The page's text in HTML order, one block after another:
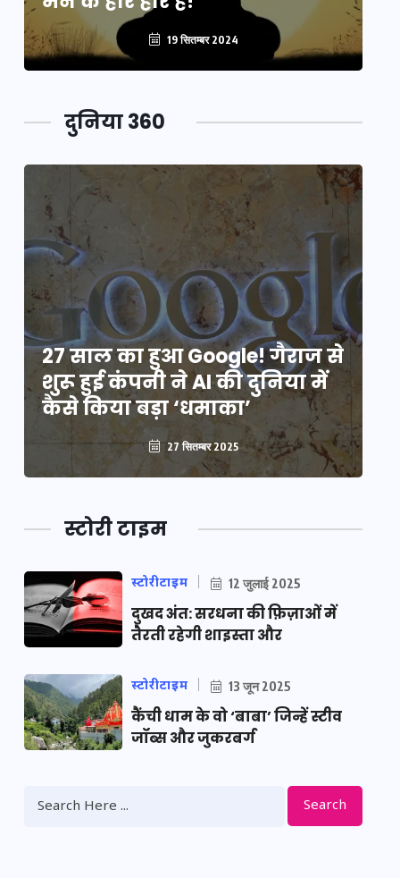
19 सितम्बर 2024
दुनिया 360
27 साल का हुआ Google! गैराज से
शुरू हुई कंपनी ने AI की दुनिया में
कैसे किया बड़ा ‘धमाका’
27 सितम्बर 2025
स्टोरी टाइम
स्टोरीटाइम 12 जुलाई 2025
दुखद अंत: सरधना की फ़िज़ाओं में
तैरती रहेगी शाइस्ता और
स्टोरीटाइम 13 जून 2025
कैंची धाम के वो ‘बाबा’ जिन्हें स्टीव
जॉब्स और जुकरबर्ग
Search